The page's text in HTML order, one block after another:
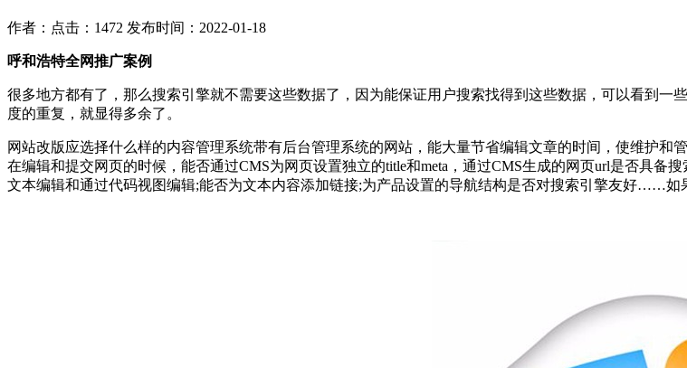
作者： 点击：1472 发布时间：2022-01-18
呼和浩特全网推广案例
很多地方都有了，那么搜索引擎就不需要这些数据了，因为能保证用户搜索找得到这些数据，可以看到
度的重复，就显得多余了。
网站改版应选择什么样的内容管理系统带有后台管理系统的网站，能大量节省编辑文章的时间，使维护
在编辑和提交网页的时候，能否通过CMS为网页设置独立的title和meta，通过CMS生成的网页url是否具备
文本编辑和通过代码视图编辑;能否为文本内容添加链接;为产品设置的导航结构是否对搜索引擎友好……如